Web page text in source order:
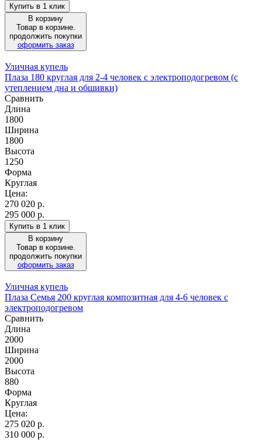
Купить в 1 клик
В корзину
Товар в корзине.
продолжить покупки
оформить заказ
Уличная купель
Плаза 180 круглая для 2-4 человек с электроподогревом (с
утеплением дна и обшивки)
Сравнить
Длина
1800
Ширина
1800
Высота
1250
Форма
Круглая
Цена:
270 020 р.
295 000 р.
Купить в 1 клик
В корзину
Товар в корзине.
продолжить покупки
оформить заказ
Уличная купель
Плаза Семья 200 круглая композитная для 4-6 человек с
электроподогревом
Сравнить
Длина
2000
Ширина
2000
Высота
880
Форма
Круглая
Цена:
275 020 р.
310 000 р.